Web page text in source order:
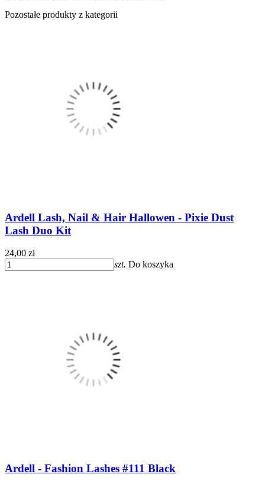
Pozostałe produkty z kategorii
Ardell Lash, Nail & Hair Hallowen - Pixie Dust
Lash Duo Kit
24,00 zł
szt. Do koszyka
Ardell - Fashion Lashes #111 Black